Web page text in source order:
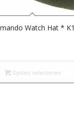
Watch Hat * K1
Opties selecteren